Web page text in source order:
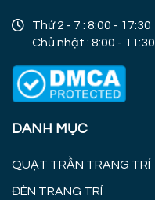
Thứ 2 - 7 : 8:00 - 17:30
Chủ nhật : 8:00 - 11:30
DANH MỤC
QUẠT TRẦN TRANG TRÍ
ĐÈN TRANG TRÍ